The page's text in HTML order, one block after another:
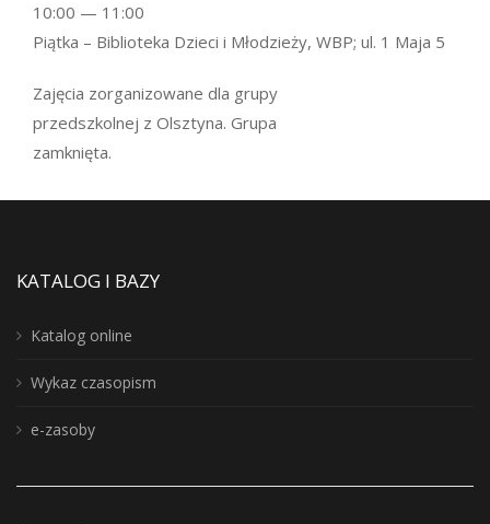
Zajęcia zorganizowane dla grupy
przedszkolnej z Olsztyna. Grupa
zamknięta.
10:00 — 11:00
Piątka – Biblioteka Dzieci i Młodzieży, WBP; ul. 1 Maja 5
KATALOG I BAZY
Katalog online
Wykaz czasopism
e-zasoby